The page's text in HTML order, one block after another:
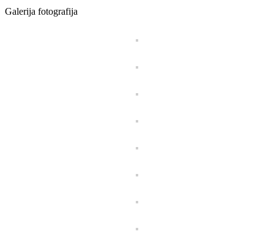
Galerija fotografija